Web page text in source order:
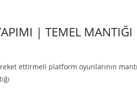
| TEMEL MANTIĞI
ettirmeli platform oyunlarının